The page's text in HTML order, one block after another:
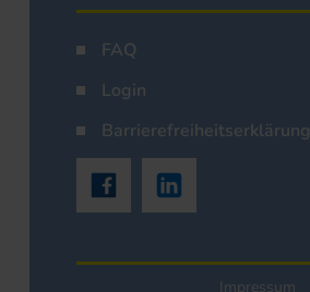
FAQ
Login
Barrierefreiheitserklärung
Impressum